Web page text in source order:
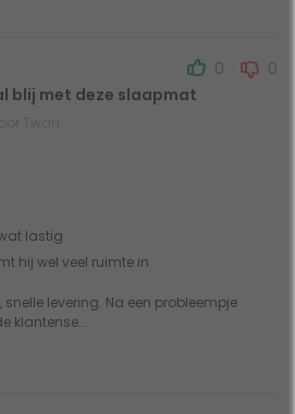
blij met deze slaapmat
0 0
snelle levering. Na een probleempje
klantense...
lastig
hij wel veel ruimte in